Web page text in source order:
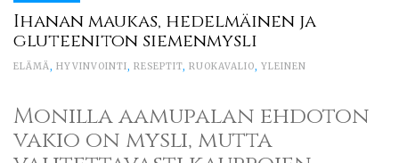
Ihanan maukas, hedelmäinen ja
gluteeniton siemenmysli
ELÄMÄ, HYVINVOINTI, RESEPTIT, RUOKAVALIO, YLEINEN
Monilla aamupalan ehdoton
vakio on mysli, mutta